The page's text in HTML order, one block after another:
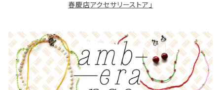
春慶店アクセサリーストア」